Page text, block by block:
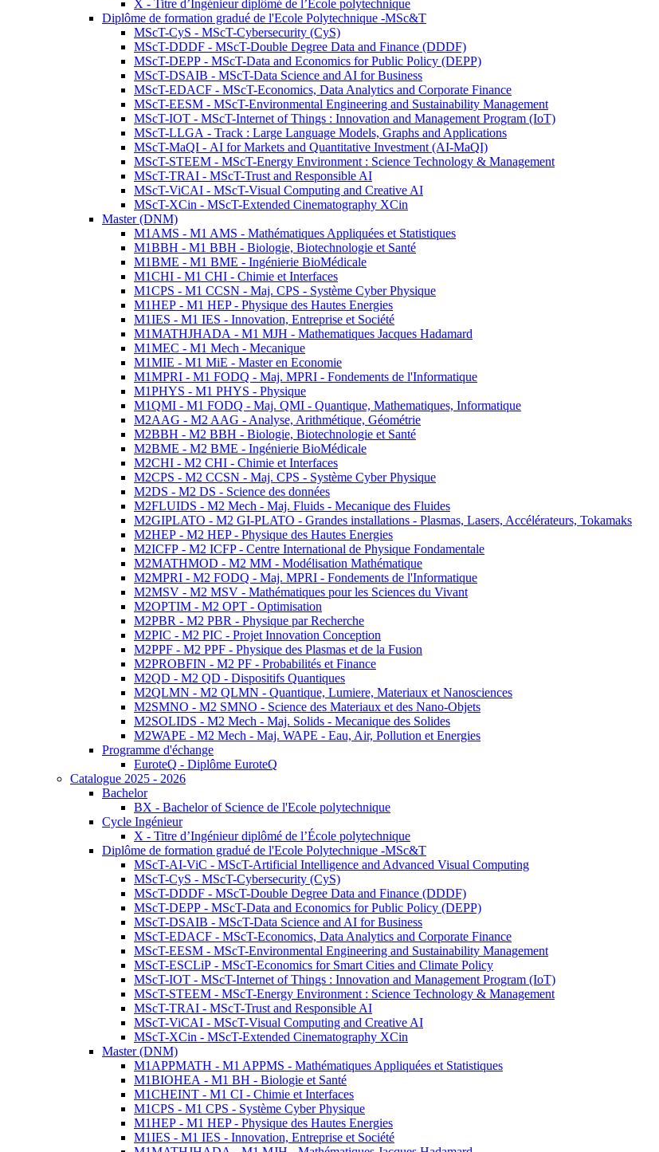
X - Titre d’Ingénieur diplômé de l’École polytechnique
Diplôme de formation gradué de l'Ecole Polytechnique -MSc&T
MScT-CyS - MScT-Cybersecurity (CyS)
MScT-DDDF - MScT-Double Degree Data and Finance (DDDF)
MScT-DEPP - MScT-Data and Economics for Public Policy (DEPP)
MScT-DSAIB - MScT-Data Science and AI for Business
MScT-EDACF - MScT-Economics, Data Analytics and Corporate Finance
MScT-EESM - MScT-Environmental Engineering and Sustainability Management
MScT-IOT - MScT-Internet of Things : Innovation and Management Program (IoT)
MScT-LLGA - Track : Large Language Models, Graphs and Applications
MScT-MaQI - AI for Markets and Quantitative Investment (AI-MaQI)
MScT-STEEM - MScT-Energy Environment : Science Technology & Management
MScT-TRAI - MScT-Trust and Responsible AI
MScT-ViCAI - MScT-Visual Computing and Creative AI
MScT-XCin - MScT-Extended Cinematography XCin
Master (DNM)
M1AMS - M1 AMS - Mathématiques Appliquées et Statistiques
M1BBH - M1 BBH - Biologie, Biotechnologie et Santé
M1BME - M1 BME - Ingénierie BioMédicale
M1CHI - M1 CHI - Chimie et Interfaces
M1CPS - M1 CCSN - Maj. CPS - Système Cyber Physique
M1HEP - M1 HEP - Physique des Hautes Energies
M1IES - M1 IES - Innovation, Entreprise et Société
M1MATHJHADA - M1 MJH - Mathematiques Jacques Hadamard
M1MEC - M1 Mech - Mecanique
M1MIE - M1 MiE - Master en Economie
M1MPRI - M1 FODQ - Maj. MPRI - Fondements de l'Informatique
M1PHYS - M1 PHYS - Physique
M1QMI - M1 FODQ - Maj. QMI - Quantique, Mathematiques, Informatique
M2AAG - M2 AAG - Analyse, Arithmétique, Géométrie
M2BBH - M2 BBH - Biologie, Biotechnologie et Santé
M2BME - M2 BME - Ingénierie BioMédicale
M2CHI - M2 CHI - Chimie et Interfaces
M2CPS - M2 CCSN - Maj. CPS - Système Cyber Physique
M2DS - M2 DS - Science des données
M2FLUIDS - M2 Mech - Maj. Fluids - Mecanique des Fluides
M2GIPLATO - M2 GI-PLATO - Grandes installations - Plasmas, Lasers, Accélérateurs, Tokamaks
M2HEP - M2 HEP - Physique des Hautes Energies
M2ICFP - M2 ICFP - Centre International de Physique Fondamentale
M2MATHMOD - M2 MM - Modélisation Mathématique
M2MPRI - M2 FODQ - Maj. MPRI - Fondements de l'Informatique
M2MSV - M2 MSV - Mathématiques pour les Sciences du Vivant
M2OPTIM - M2 OPT - Optimisation
M2PBR - M2 PBR - Physique par Recherche
M2PIC - M2 PIC - Projet Innovation Conception
M2PPF - M2 PPF - Physique des Plasmas et de la Fusion
M2PROBFIN - M2 PF - Probabilités et Finance
M2QD - M2 QD - Dispositifs Quantiques
M2QLMN - M2 QLMN - Quantique, Lumiere, Materiaux et Nanosciences
M2SMNO - M2 SMNO - Science des Materiaux et des Nano-Objets
M2SOLIDS - M2 Mech - Maj. Solids - Mecanique des Solides
M2WAPE - M2 Mech - Maj. WAPE - Eau, Air, Pollution et Energies
Programme d'échange
EuroteQ - Diplôme EuroteQ
Catalogue 2025 - 2026
Bachelor
BX - Bachelor of Science de l'Ecole polytechnique
Cycle Ingénieur
X - Titre d’Ingénieur diplômé de l’École polytechnique
Diplôme de formation gradué de l'Ecole Polytechnique -MSc&T
MScT-AI-ViC - MScT-Artificial Intelligence and Advanced Visual Computing
MScT-CyS - MScT-Cybersecurity (CyS)
MScT-DDDF - MScT-Double Degree Data and Finance (DDDF)
MScT-DEPP - MScT-Data and Economics for Public Policy (DEPP)
MScT-DSAIB - MScT-Data Science and AI for Business
MScT-EDACF - MScT-Economics, Data Analytics and Corporate Finance
MScT-EESM - MScT-Environmental Engineering and Sustainability Management
MScT-ESCLiP - MScT-Economics for Smart Cities and Climate Policy
MScT-IOT - MScT-Internet of Things : Innovation and Management Program (IoT)
MScT-STEEM - MScT-Energy Environment : Science Technology & Management
MScT-TRAI - MScT-Trust and Responsible AI
MScT-ViCAI - MScT-Visual Computing and Creative AI
MScT-XCin - MScT-Extended Cinematography XCin
Master (DNM)
M1APPMATH - M1 APPMS - Mathématiques Appliquées et Statistiques
M1BIOHEA - M1 BH - Biologie et Santé
M1CHEINT - M1 CI - Chimie et Interfaces
M1CPS - M1 CPS - Système Cyber Physique
M1HEP - M1 HEP - Physique des Hautes Energies
M1IES - M1 IES - Innovation, Entreprise et Société